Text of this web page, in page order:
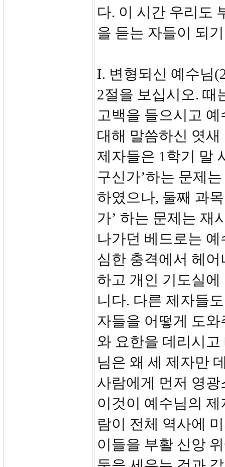
다. 이 시간 우리도
을 듣는 자들이 되
I. 변형되신 예수님
2절을 보십시오. 때
고백을 들으시고
대해 말씀하신 엿
제자들은 1학기 말
구신가’하는 문제
하였으나, 둘째 과
가’ 하는 문제는 재
나가던 베드로는
심한 충격에서 헤
하고 개인 기도실
니다. 다른 제자들
자들을 어떻게 도
와 요한을 데리시
님은 왜 세 제자만
사람에게 먼저 영
이것이 예수님의
람이 전체 역사에
이들을 부활 신앙